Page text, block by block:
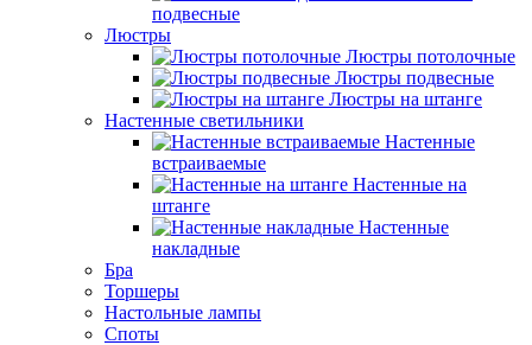
подвесные
Люстры
Люстры потолочные
Люстры подвесные
Люстры на штанге
Настенные светильники
Настенные
встраиваемые
Настенные на
штанге
Настенные
накладные
Бра
Торшеры
Настольные лампы
Споты